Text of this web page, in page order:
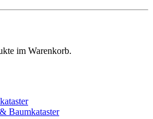
im Warenkorb.
Baumkataster